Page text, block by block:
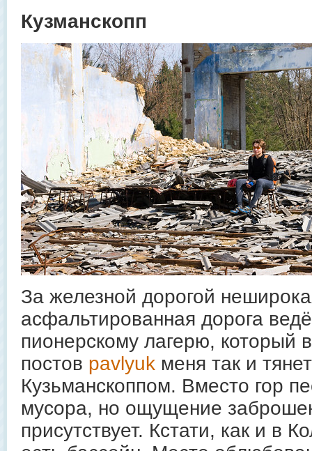
Кузманскопп
За железной дорогой
асфальтированная дорога
пионерскому лагерю, который
постов pavlyuk меня так и
Кузьманскоппом. Вместо гор
мусора, но ощущение
присутствует. Кстати, как и в